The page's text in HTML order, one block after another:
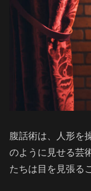
腹話術は、人形を
のように見せる芸
たちは目を見張る